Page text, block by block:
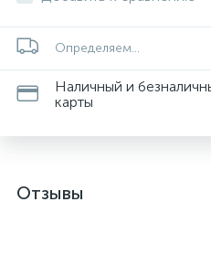
Определяем...
Наличный и
карты
Отзывы